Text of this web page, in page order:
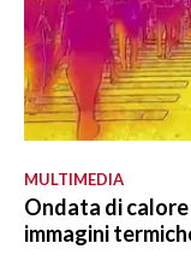
MULTIMEDIA
Ondata di
immagini